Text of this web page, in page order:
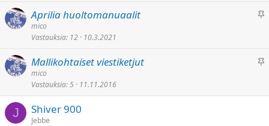
n
t
K
n
Aprilia huoltomanuaalit
mico
Vastauksia 12 10.3.2021
K
n
Mallikohtaiset viestiketjut
mico
Vastauksia 5 11.11.2016
J Shiver 900
Jebbe